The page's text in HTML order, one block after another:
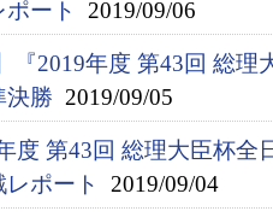
ート
2019/09/06
『2019年度 第43回 総
決勝 2019/09/05
年度 第43回 総理大臣杯
ポート
2019/09/04